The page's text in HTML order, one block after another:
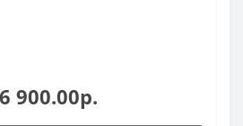
900.00р.